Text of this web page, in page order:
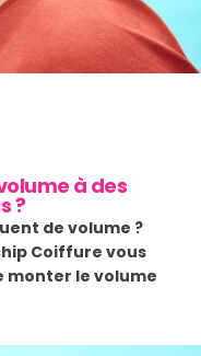
à des
?
de volume ?
Coiffure vous
monter le volume